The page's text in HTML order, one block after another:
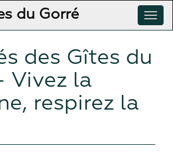
du Gorré
des Gîtes du
Vivez la
respirez la